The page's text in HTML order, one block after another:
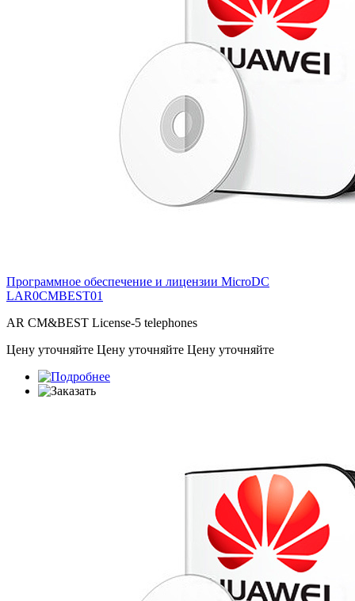
Программное обеспечение и лицензии MicroDC
LAR0CMBEST01
AR CM&BEST License-5 telephones
Цену уточняйте Цену уточняйте Цену уточняйте